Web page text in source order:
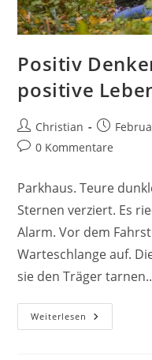
Positiv
positive
Beitrags-
Autor:
Christian
Beitrag
Beitrags-
0 Kommentare
Parkhaus. Teure
Sternen verziert. Es
Alarm. Vor dem
Warteschlange auf.
sie den Träger
Weiterlesen Positiv
Denken